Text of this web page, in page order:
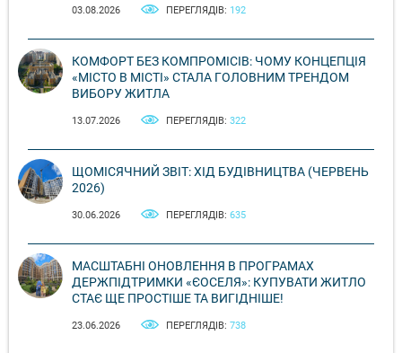
03.08.2026 ПЕРЕГЛЯДІВ: 192
КОМФОРТ БЕЗ КОМПРОМІСІВ: ЧОМУ КОНЦЕПЦІЯ
«МІСТО В МІСТІ» СТАЛА ГОЛОВНИМ ТРЕНДОМ
ВИБОРУ ЖИТЛА
13.07.2026 ПЕРЕГЛЯДІВ: 322
ЩОМІСЯЧНИЙ ЗВІТ: ХІД БУДІВНИЦТВА (ЧЕРВЕНЬ
2026)
30.06.2026 ПЕРЕГЛЯДІВ: 635
МАСШТАБНІ ОНОВЛЕННЯ В ПРОГРАМАХ
ДЕРЖПІДТРИМКИ «ЄОСЕЛЯ»: КУПУВАТИ ЖИТЛО
СТАЄ ЩЕ ПРОСТІШЕ ТА ВИГІДНІШЕ!
23.06.2026 ПЕРЕГЛЯДІВ: 738